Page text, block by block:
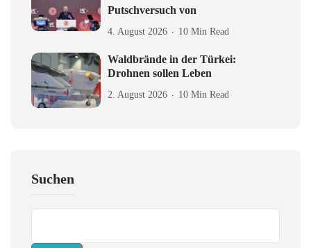
Putschversuch von
4. August 2026 10 Min Read
Waldbrände in der Türkei:
Drohnen sollen Leben
2. August 2026 10 Min Read
Suchen